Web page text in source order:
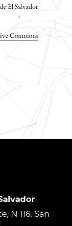
El Salvador
Commons
N 116, San